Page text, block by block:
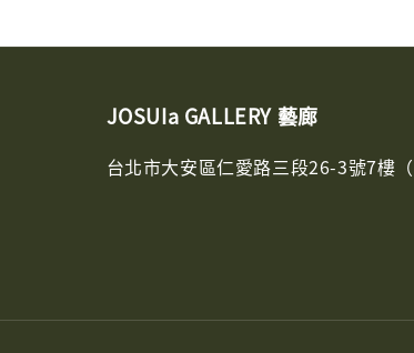
JOSUIa GALLERY 藝廊
台北市大安區仁愛路三段26-3號7樓（